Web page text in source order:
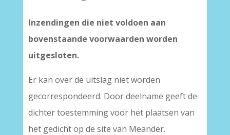
Inzendingen die niet voldoen aan
bovenstaande voorwaarden worden
uitgesloten.
Er kan over de uitslag niet worden
gecorrespondeerd. Door deelname geeft de
dichter toestemming voor het plaatsen van
het gedicht op de site van Meander.